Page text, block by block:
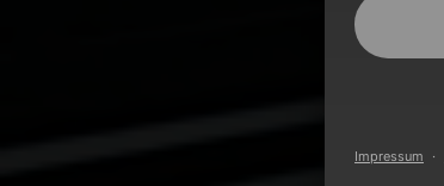
Impressum ·